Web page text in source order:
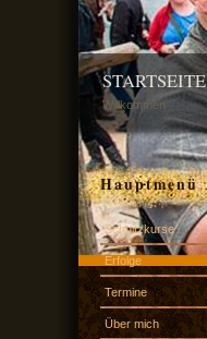
STARTSEITE
Willkommen
Hauptmenü
Schnitzkurse
Erfolge
Termine
Über mich